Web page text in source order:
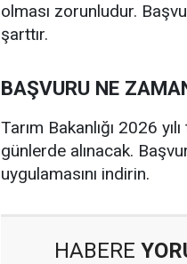
olması zorunludur.
şarttır.
BAŞVURU NE
Tarım Bakanlığı 2026
günlerde alınacak.
uygulamasını indirin.
HABERE